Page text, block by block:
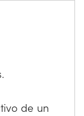
de un